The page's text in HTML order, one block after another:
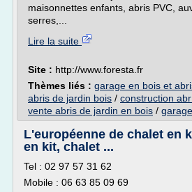
maisonnettes enfants, abris PVC,
serres,...
Lire la suite
Site : http://www.foresta.fr
Thèmes liés : garage en bois et
abris de jardin bois / construction
vente abris de jardin en bois /
L'européenne de chalet en
en kit, chalet ...
Tel : 02 97 57 31 62
Mobile : 06 63 85 09 69